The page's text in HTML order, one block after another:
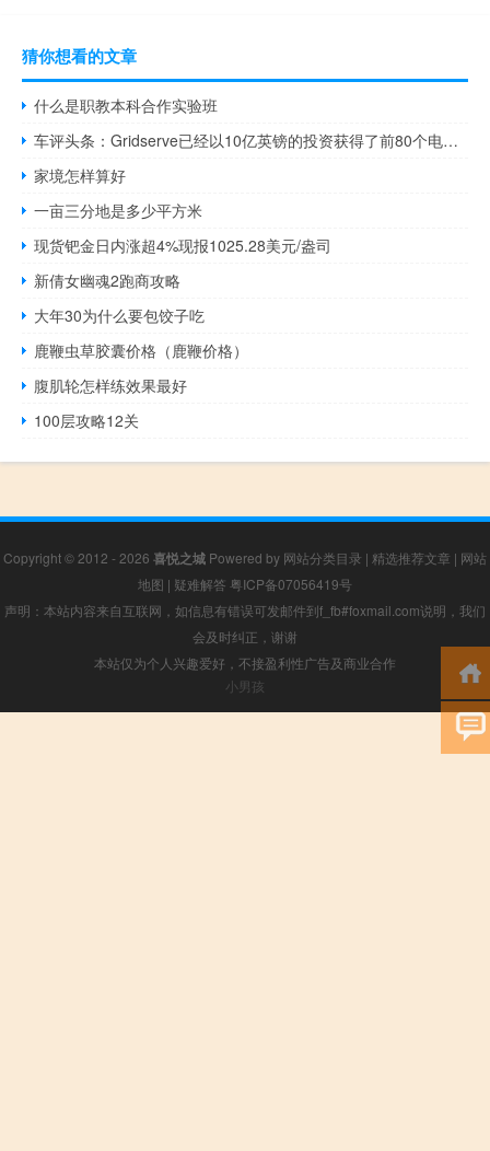
猜你想看的文章
什么是职教本科合作实验班
车评头条：Gridserve已经以10亿英镑的投资获得了前80个电气前院用地
家境怎样算好
一亩三分地是多少平方米
现货钯金日内涨超4%现报1025.28美元/盎司
新倩女幽魂2跑商攻略
大年30为什么要包饺子吃
鹿鞭虫草胶囊价格（鹿鞭价格）
腹肌轮怎样练效果最好
100层攻略12关
Copyright © 2012 - 2026 喜悦之城 Powered by 网站分类目录 | 精选推荐文章 | 网站
地图 | 疑难解答 粤ICP备07056419号
声明：本站内容来自互联网，如信息有错误可发邮件到f_fb#foxmail.com说明，我们
会及时纠正，谢谢
本站仅为个人兴趣爱好，不接盈利性广告及商业合作
小男孩